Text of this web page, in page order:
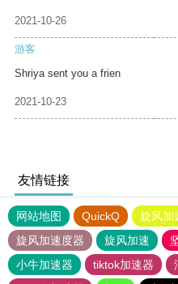
2021-10-26
游客
Shriya sent you a frien
2021-10-23
友情链接
网站地图 QuickQ 旋风加
旋风加速度器
旋风加速
小牛加速器
tiktok加速器